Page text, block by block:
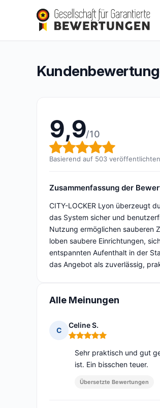
CITY-LOCKER Lyon
Gesamtbewertung: 9,9 von 10
9,9/10(503 Bewertungen)
9,9/10
Basierend auf 503
Zusammenfassung der
CITY-LOCKER Lyon überzeugt
das System sicher und
Nutzung ermöglichen sauberen
loben saubere Einrichtungen,
entspannten Aufenthalt in der
das Angebot als zuverlässig,
Alle Meinungen
C
Celine S.
Hinweis: 5 von 5
Sehr praktisch und gut
ist. Ein bisschen teuer.
Übersetzte Bewertungen